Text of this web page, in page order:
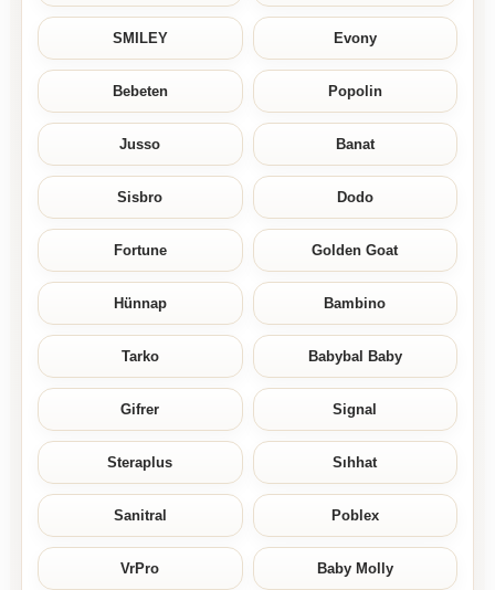
SMILEY Evony
Bebeten Popolin
Jusso Banat
Sisbro Dodo
Fortune Golden Goat
Hünnap Bambino
Tarko Babybal Baby
Gifrer Signal
Steraplus Sıhhat
Sanitral Poblex
VrPro Baby Molly